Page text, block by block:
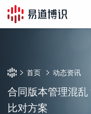
首页 动态资讯
合同版本管理混
比对方案